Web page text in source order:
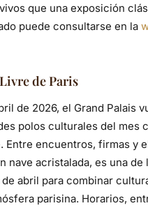
que una exposición
puede consultarse en la
de Paris
de 2026, el Grand Palais
polos culturales del mes
Entre encuentros, firmas y
nave acristalada, es una de
abril para combinar
parisina. Horarios,